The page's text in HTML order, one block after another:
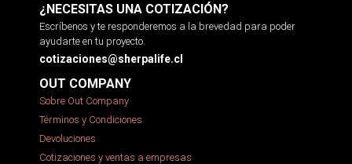
¿NECESITAS UNA COTIZACIÓN?
Escríbenos y te responderemos a la brevedad para poder
ayudarte en tu proyecto.
cotizaciones@sherpalife.cl
OUT COMPANY
Sobre Out Company
Términos y Condiciones
Devoluciones
Cotizaciones y ventas a empresas